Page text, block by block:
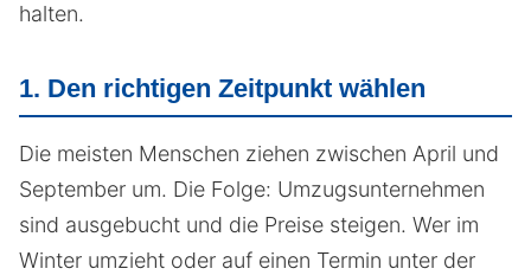
halten.
1. Den richtigen Zeitpunkt wählen
Die meisten Menschen ziehen zwischen April und
September um. Die Folge: Umzugsunternehmen
sind ausgebucht und die Preise steigen. Wer im
Winter umzieht oder auf einen Termin unter der